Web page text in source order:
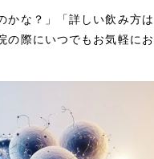
かな？」「詳しい飲み方は
の際にいつでもお気軽に